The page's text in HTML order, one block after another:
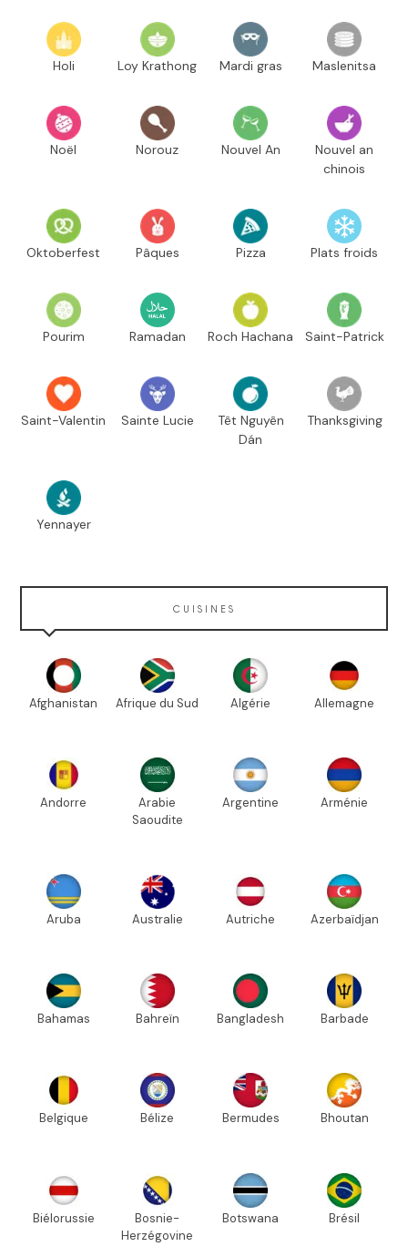
Holi Loy Krathong Mardi gras Maslenitsa
Noël Norouz Nouvel An
Nouvel an
chinois
Oktoberfest Pâques Pizza Plats froids
Pourim Ramadan Roch Hachana Saint-Patrick
Saint-Valentin Sainte Lucie
Têt Nguyên
Dán
Thanksgiving
Yennayer
CUISINES
Afghanistan Afrique du Sud Algérie Allemagne
Andorre
Arabie
Saoudite
Argentine Arménie
Aruba Australie Autriche Azerbaïdjan
Bahamas Bahreïn Bangladesh Barbade
Belgique Bélize Bermudes Bhoutan
Biélorussie
Bosnie-
Herzégovine
Botswana Brésil